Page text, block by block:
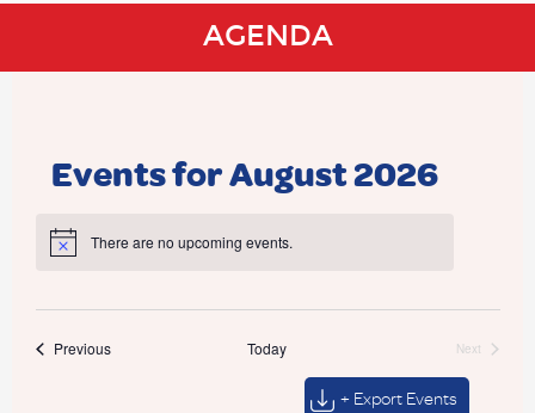
AGENDA
Events for August 2026
Notice There are no upcoming events.
PreviousEvents Today
Next
+ Export Events